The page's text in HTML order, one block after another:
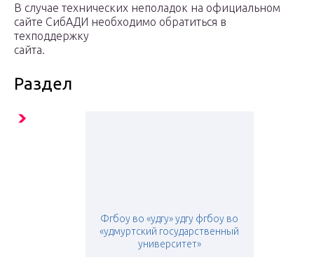
В случае технических неполадок на официальном
сайте СибАДИ необходимо обратиться в
техподдержку
сайта.
Раздел
Фгбоу во «удгу» удгу фгбоу во
«удмуртский государственный
университет»